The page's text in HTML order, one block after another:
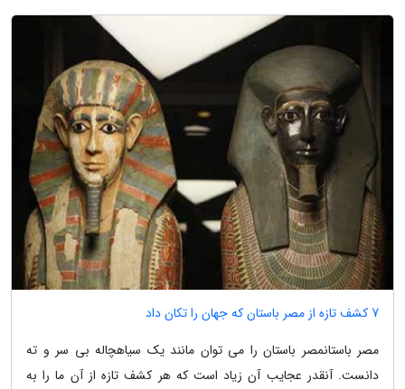
7 کشف تازه از مصر باستان که جهان را تکان داد
مصر باستانمصر باستان را می توان مانند یک سیاهچاله بی سر و ته
دانست. آنقدر عجایب آن زیاد است که هر کشف تازه از آن ما را به